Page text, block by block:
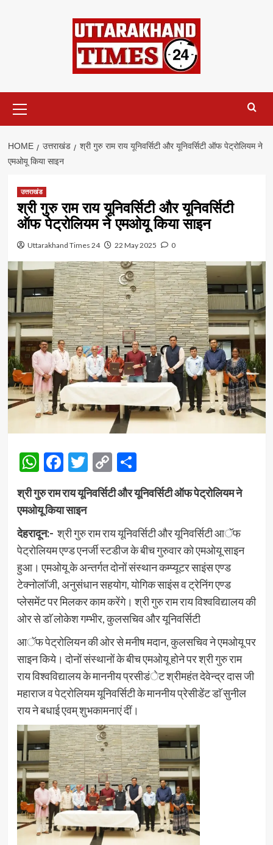
Menu
HOME उत्तराखंड
श्री गुरु राम राय यूनिवर्सिटी और यूनिवर्सिटी ऑफ पेट्रोलियम ने
एमओयू किया साइन
उत्तराखंड
श्री गुरु राम राय यूनिवर्सिटी और यूनिवर्सिटी
ऑफ पेट्रोलियम ने एमओयू किया साइन
Uttarakhand Times 24 22 May 2025 0
WhatsApp
Facebook
Twitter
Copy
Link
Share
श्री गुरु राम राय यूनिवर्सिटी और यूनिवर्सिटी ऑफ पेट्रोलियम ने
एमओयू किया साइन
देहरादून:- श्री गुरु राम राय यूनिवर्सिटी और यूनिवर्सिटी आॅफ
पेट्रोलियम एण्ड एनर्जी स्टडीज के बीच गुरुवार को एमओयू साइन
हुआ। एमओयू के अन्तर्गत दोनों संस्थान कम्प्यूटर साइंस एण्ड
टेक्नोलाॅजी, अनुसंधान सहयोग, योगिक साइंस व ट्रेनिंग एण्ड
प्लेसमेंट पर मिलकर काम करेंगे। श्री गुरु राम राय विश्वविद्यालय की
ओर से डाॅ लोकेश गम्भीर, कुलसचिव और यूनिवर्सिटी
आॅफ पेट्रोलियन की ओर से मनीष मदान, कुलसचिव ने एमओयू पर
साइन किये। दोनों संस्थानों के बीच एमओयू होने पर श्री गुरु राम
राय विश्वविद्यालय के माननीय प्रसीडंेट श्रीमहंत देवेन्द्र दास जी
महाराज व पेट्रोलियम यूनिवर्सिटी के माननीय प्रेसीडेंट डाॅ सुनील
राय ने बधाई एवम् शुभकामनाएं दीं।